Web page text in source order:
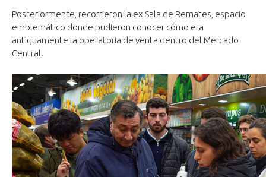
Posteriormente, recorrieron la ex Sala de Remates, espacio
emblemático donde pudieron conocer cómo era
antiguamente la operatoria de venta dentro del Mercado
Central.